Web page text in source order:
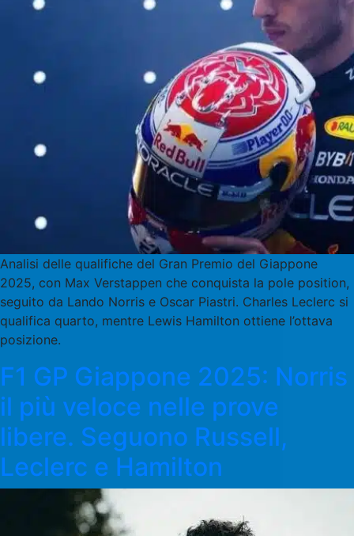
Analisi delle qualifiche del Gran Premio del Giappone
2025, con Max Verstappen che conquista la pole position,
seguito da Lando Norris e Oscar Piastri. Charles Leclerc si
qualifica quarto, mentre Lewis Hamilton ottiene l’ottava
posizione.
F1 GP Giappone 2025: Norris
il più veloce nelle prove
libere. Seguono Russell,
Leclerc e Hamilton